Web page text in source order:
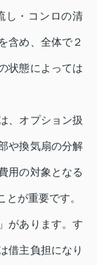
し・コンロの清
含め、全体で２
状態によっては
、オプション扱
や換気扇の分解
用の対象となる
が重要です。
があります。す
借主負担になり